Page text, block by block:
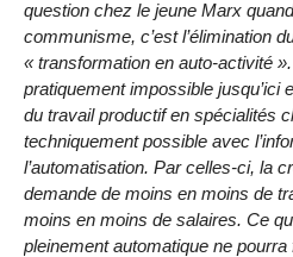
question chez le jeune Marx
communisme, c’est l’élimination
« transformation en auto-activité
pratiquement impossible jusqu’ici
du travail productif en spécialités
techniquement possible avec
l’automatisation. Par celles-ci, la
demande de moins en moins de
moins en moins de salaires. Ce
pleinement automatique ne